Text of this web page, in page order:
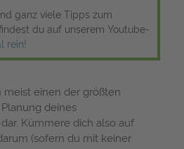
ganz viele Tipps zum
du auf unserem Youtube-
rein!
einen der größten
deines
Kümmere dich also auf
(sofern du mit keiner